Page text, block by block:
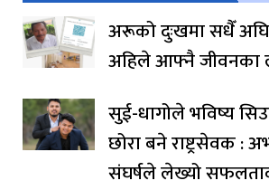
अरूको दुःखमा सधैँ अघि
अहिले आफ्नै जीवनका
सुई-धागोले भविष्य
छोरा बने राष्ट्रसेवक :
संघर्षले लेख्यो